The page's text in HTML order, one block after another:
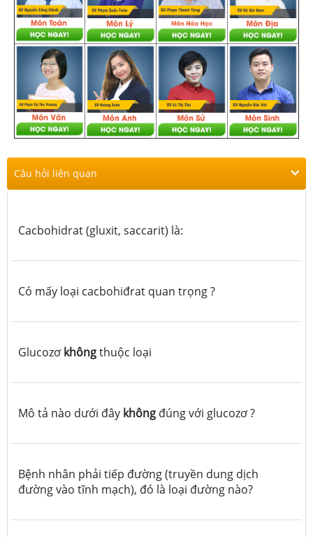
Câu hỏi liên quan
Cacbohidrat (gluxit, saccarit) là:
Có mấy loại cacbohiđrat quan trọng ?
Glucozơ khôngthuộc loại
Mô tả nào dưới đây không đúng với glucozơ ?
Bệnh nhân phải tiếp đường (truyền dung dịch
đường vào tĩnh mạch), đó là loại đường nào?